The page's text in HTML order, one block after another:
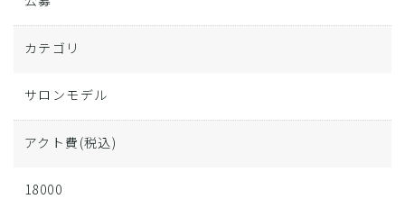
カテゴリ
サロンモデル
アクト費 (税込)
18000